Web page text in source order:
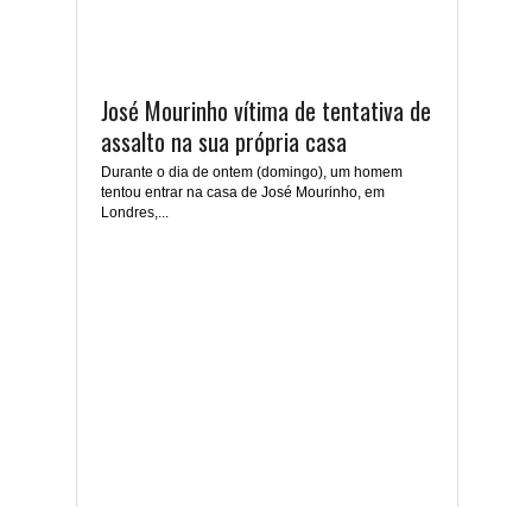
José Mourinho vítima de tentativa de
assalto na sua própria casa
Durante o dia de ontem (domingo), um homem
tentou entrar na casa de José Mourinho, em
Londres,...